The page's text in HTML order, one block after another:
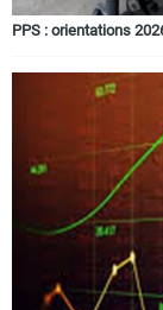
PPS : orientations